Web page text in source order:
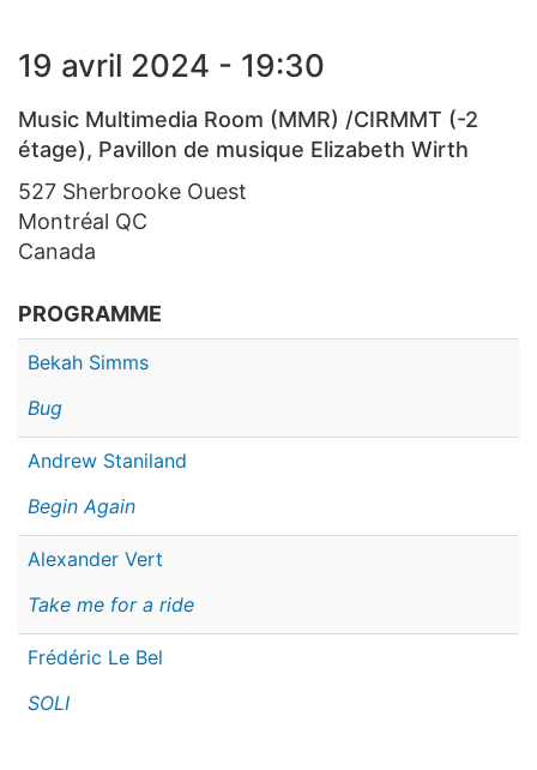
19 avril 2024 - 19:30
Music Multimedia Room (MMR) /CIRMMT (-2
étage), Pavillon de musique Elizabeth Wirth
527 Sherbrooke Ouest
Montréal QC
Canada
PROGRAMME
Bekah Simms
Bug
Andrew Staniland
Begin Again
Alexander Vert
Take me for a ride
Frédéric Le Bel
SOLI